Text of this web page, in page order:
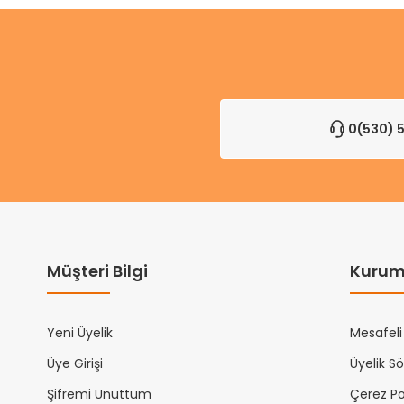
0(530)
Müşteri Bilgi
Yeni Üyelik
Üye Girişi
Şifremi Unuttum
Mesafeli
Üyelik
Çerez